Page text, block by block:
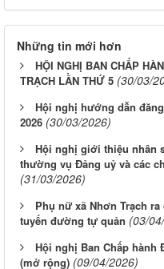
Những tin mới hơn
HỘI NGHỊ BAN CHẤP
TRẠCH LẦN THỨ 5 (30/03/
Hội nghị hướng dẫn
2026 (30/03/2026)
Hội nghị giới thiệu nhân
thường vụ Đảng uỷ và các
(31/03/2026)
Phụ nữ xã Nhơn Trạch
tuyến đường tự quản (03/
Hội nghị Ban Chấp hành
(mở rộng) (09/04/2026)